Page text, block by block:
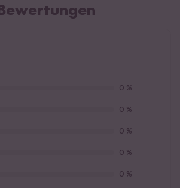
Bewertungen
0 %
0 %
0 %
0 %
0 %